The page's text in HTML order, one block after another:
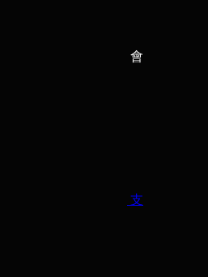
會
支